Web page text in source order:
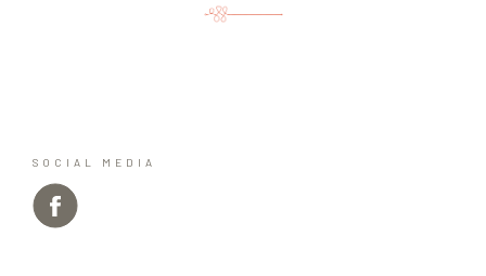
SOCIAL MEDIA